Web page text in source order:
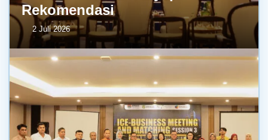
Rekomendasi
2 Juli 2026